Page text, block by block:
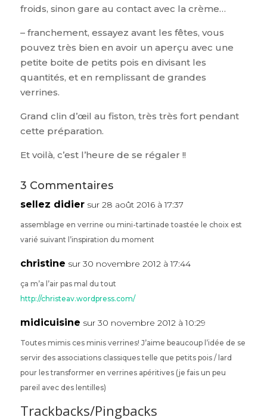
froids, sinon gare au contact avec la crème…
– franchement, essayez avant les fêtes, vous
pouvez très bien en avoir un aperçu avec une
petite boite de petits pois en divisant les
quantités, et en remplissant de grandes
verrines.
Grand clin d’œil au fiston, très très fort pendant
cette préparation.
Et voilà, c’est l’heure de se régaler !!
3 Commentaires
sellez didier sur 28 août 2016 à 17:37
assemblage en verrine ou mini-tartinade toastée le choix est
varié suivant l’inspiration du moment
christine sur 30 novembre 2012 à 17:44
ça m’a l’air pas mal du tout
http://christeav.wordpress.com/
midicuisine sur 30 novembre 2012 à 10:29
Toutes mimis ces minis verrines! J’aime beaucoup l’idée de se
servir des associations classiques telle que petits pois / lard
pour les transformer en verrines apéritives (je fais un peu
pareil avec des lentilles)
Trackbacks/Pingbacks